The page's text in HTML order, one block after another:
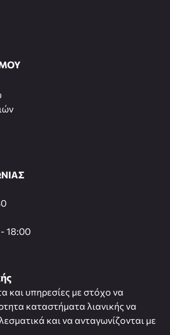
18:00
και υπηρεσίες με στόχο να
καταστήματα λιανικής να
και να ανταγωνίζονται με